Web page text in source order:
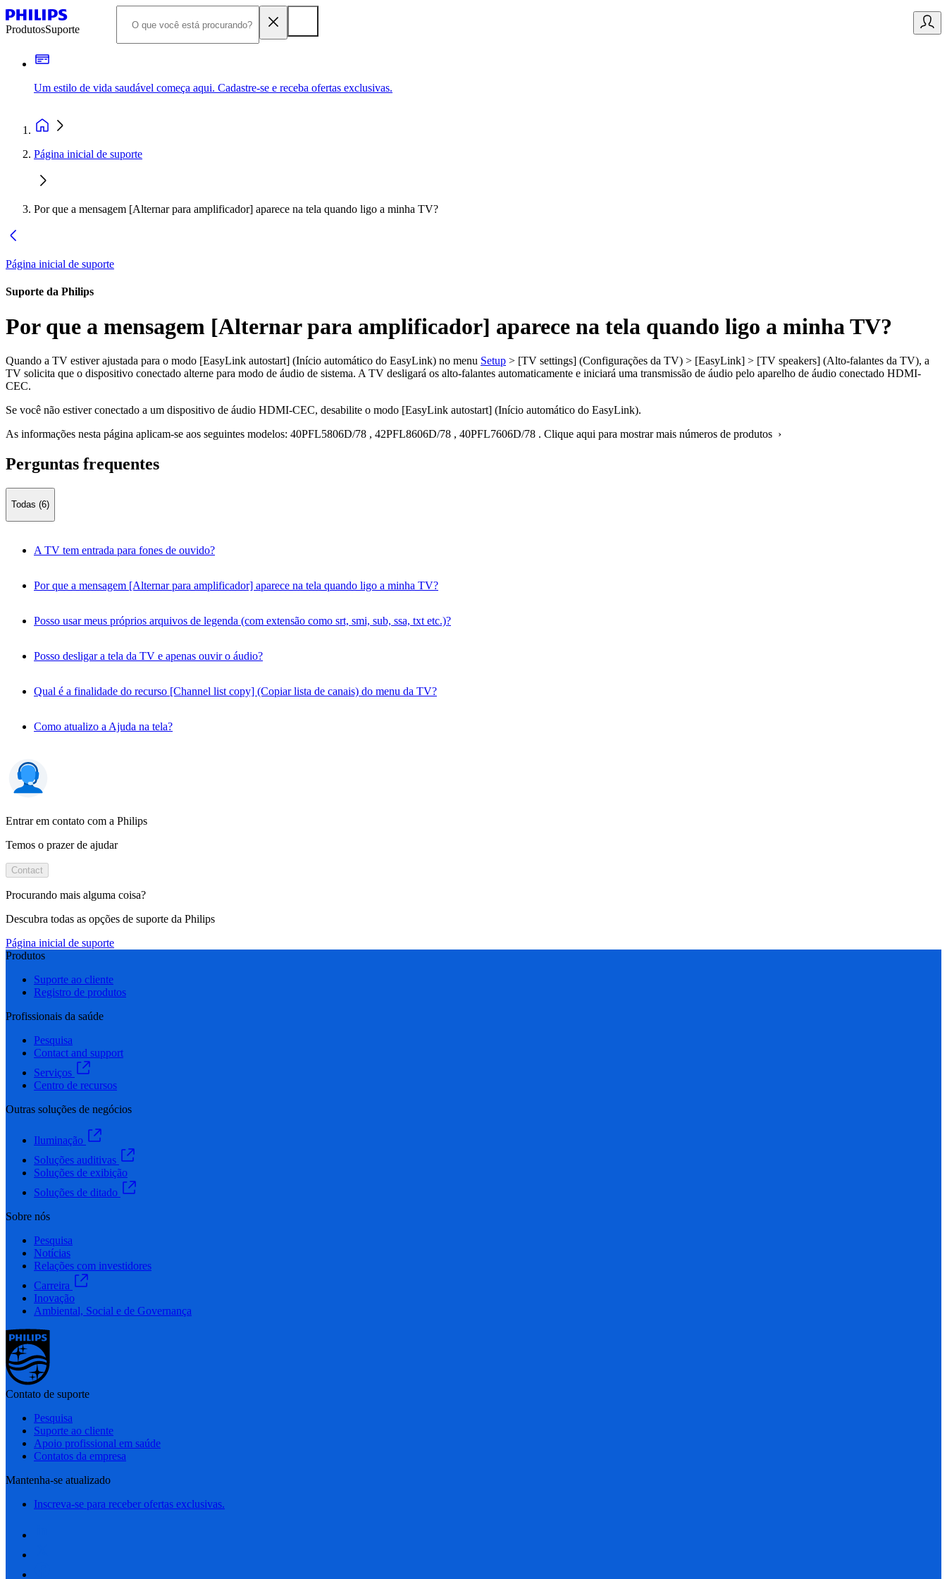
ProdutosSuporte
Um estilo de vida saudável começa aqui. Cadastre-se e receba ofertas exclusivas.
Página inicial de suporte
Por que a mensagem [Alternar para amplificador] aparece na tela quando ligo a minha TV?
Página inicial de suporte
Suporte da Philips
Por que a mensagem [Alternar para amplificador] aparece na tela quando ligo a minha TV?
Quando a TV estiver ajustada para o modo [EasyLink autostart] (Início automático do EasyLink) no menu Setup > [TV settings] (Configurações da TV) > [EasyLink] > [TV speakers] (Alto-falantes da TV), a
TV solicita que o dispositivo conectado alterne para modo de áudio de sistema. A TV desligará os alto-falantes automaticamente e iniciará uma transmissão de áudio pelo aparelho de áudio conectado HDMI-
CEC.
Se você não estiver conectado a um dispositivo de áudio HDMI-CEC, desabilite o modo [EasyLink autostart] (Início automático do EasyLink).
As informações nesta página aplicam-se aos seguintes modelos: 40PFL5806D/78 , 42PFL8606D/78 , 40PFL7606D/78 . Clique aqui para mostrar mais números de produtos ›
Perguntas frequentes
Todas (6)
A TV tem entrada para fones de ouvido?
Por que a mensagem [Alternar para amplificador] aparece na tela quando ligo a minha TV?
Posso usar meus próprios arquivos de legenda (com extensão como srt, smi, sub, ssa, txt etc.)?
Posso desligar a tela da TV e apenas ouvir o áudio?
Qual é a finalidade do recurso [Channel list copy] (Copiar lista de canais) do menu da TV?
Como atualizo a Ajuda na tela?
Entrar em contato com a Philips
Temos o prazer de ajudar
Contact
Procurando mais alguma coisa?
Descubra todas as opções de suporte da Philips
Página inicial de suporte
Produtos
Suporte ao cliente
Registro de produtos
Profissionais da saúde
Pesquisa
Contact and support
Serviços
Centro de recursos
Outras soluções de negócios
Iluminação
Soluções auditivas
Soluções de exibição
Soluções de ditado
Sobre nós
Pesquisa
Notícias
Relações com investidores
Carreira
Inovação
Ambiental, Social e de Governança
Contato de suporte
Pesquisa
Suporte ao cliente
Apoio profissional em saúde
Contatos da empresa
Mantenha-se atualizado
Inscreva-se para receber ofertas exclusivas.